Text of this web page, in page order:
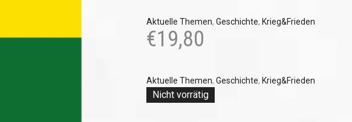
Aktuelle Themen, Geschichte, Krieg&Frieden
€19,80
Aktuelle Themen, Geschichte, Krieg&Frieden
Nicht vorrätig